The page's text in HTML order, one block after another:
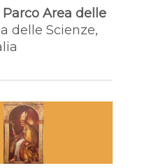
Area delle
delle Scienze,